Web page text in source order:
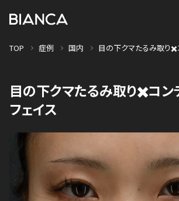
TOP 症例 国内 目の下クマたるみ取り✖️
目の下クマたるみ取り✖️コン
フェイス